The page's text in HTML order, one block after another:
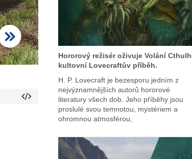
Hororový režisér oživuje Volání
kultovní Lovecraftův příběh.
H. P. Lovecraft je bezesporu jedním z
nejvýznamnějších autorů hororové
literatury všech dob. Jeho příběhy jsou
proslulé svou temnotou, mystériem a
ohromnou atmosférou,